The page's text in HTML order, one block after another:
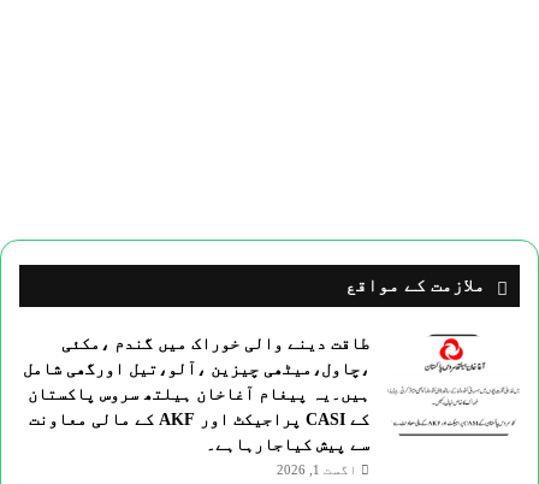
ملازمت کے مواقع
طاقت دینے والی خوراک میں گندم ،مکئی
،چاول،میٹھی چیزین ،آلو،تیل اورگھی شامل
ہیں۔یہ پیغام آغاخان ہیلتھ سروس پاکستان
کے CASI پراجیکٹ اور AKF کے مالی معاونت
سے پیش کیاجارہاہے۔
اگست 1, 2026